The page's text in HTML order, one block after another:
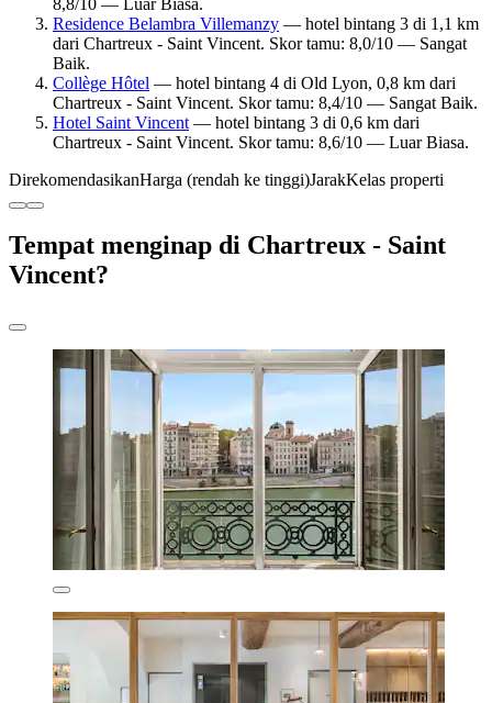
Residence Belambra Villemanzy — hotel bintang 3 di 1,1 km
dari Chartreux - Saint Vincent. Skor tamu: 8,0/10 — Sangat
Baik.
Collège Hôtel — hotel bintang 4 di Old Lyon, 0,8 km dari
Chartreux - Saint Vincent. Skor tamu: 8,4/10 — Sangat Baik.
Hotel Saint Vincent — hotel bintang 3 di 0,6 km dari
Chartreux - Saint Vincent. Skor tamu: 8,6/10 — Luar Biasa.
DirekomendasikanHarga (rendah ke tinggi)JarakKelas properti
Tempat menginap di Chartreux - Saint
Vincent?